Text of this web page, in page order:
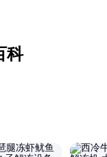
科